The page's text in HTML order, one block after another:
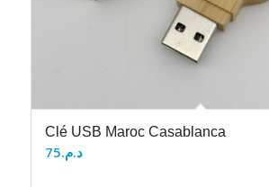
Clé USB Maroc Casablanca
د.م.75